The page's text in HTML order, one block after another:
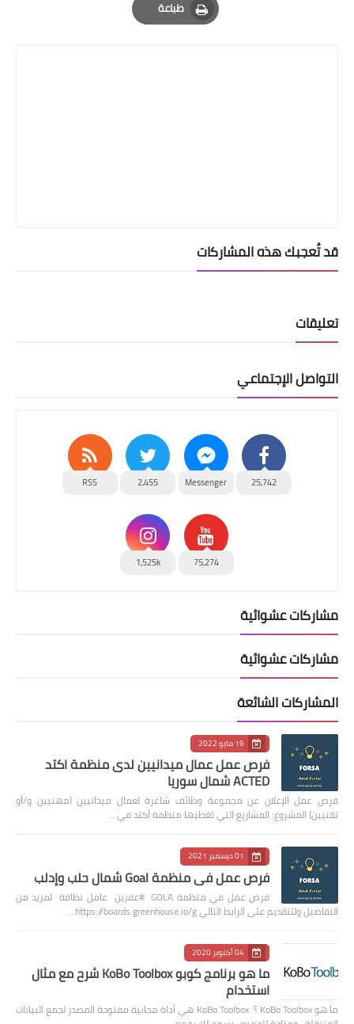
طباعة
Print
قد تُعجبك هذه المشاركات
تعليقات
التواصل الإجتماعي
25,742
Messenger
2,455
RSS
75,274
1,525k
مشاركات عشوائية
مشاركات عشوائية
المشاركات الشائعة
19 مايو 2022
فرص عمل عمال ميدانيين لدى منظمة اكتد
ACTED شمال سوريا
فرص عمل الإعلان عن مجموعة وظائف شاغرة لعمال ميدانيين (مهنيين و/أو
تقنيين) المشروع: المشاريع التي تغطيها منظمة أكتد في …
01 ديسمبر 2021
فرص عمل في منظمة Goal شمال حلب وإدلب
فرص عمل في منظمة GOLA #عفرين عامل نظافة لمزيد من
التفاصيل وللتقديم على الرابط التالي https://boards.greenhouse.io/g…
04 أكتوبر 2020
ما هو برنامج كوبو KoBo Toolbox شرح مع مثال
استخدام
ما هو KoBo Toolbox ؟ KoBo Toolbox هي أداة مجانية مفتوحة المصدر لجمع البيانات